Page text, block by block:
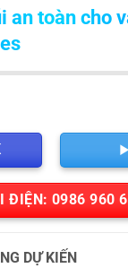
an toàn cho
ĐIỆN: 0986 960
DỰ KIẾN